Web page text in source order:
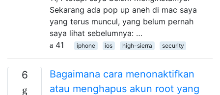
Sekarang ada pop up aneh di mac saya
yang terus muncul, yang belum pernah
saya lihat sebelumnya: …
41
iphone ios high-sierra security
6
Bagaimana cara menonaktifkan
atau menghapus akun root yang